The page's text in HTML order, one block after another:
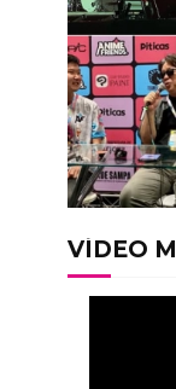
VÍDEO